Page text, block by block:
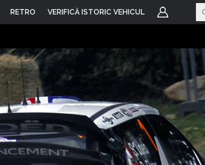
RETRO VERIFICĂ ISTORIC VEHICUL